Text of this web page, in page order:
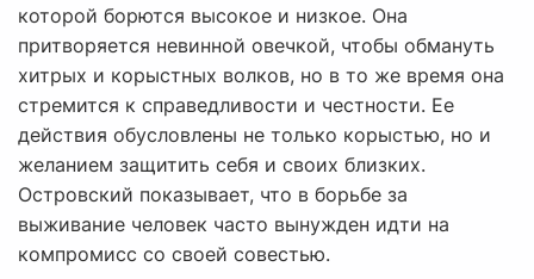
которой борются высокое и низкое. Она
притворяется невинной овечкой, чтобы обмануть
хитрых и корыстных волков, но в то же время она
стремится к справедливости и честности. Ее
действия обусловлены не только корыстью, но и
желанием защитить себя и своих близких.
Островский показывает, что в борьбе за
выживание человек часто вынужден идти на
компромисс со своей совестью.